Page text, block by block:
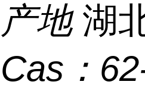
产地 湖
Cas：